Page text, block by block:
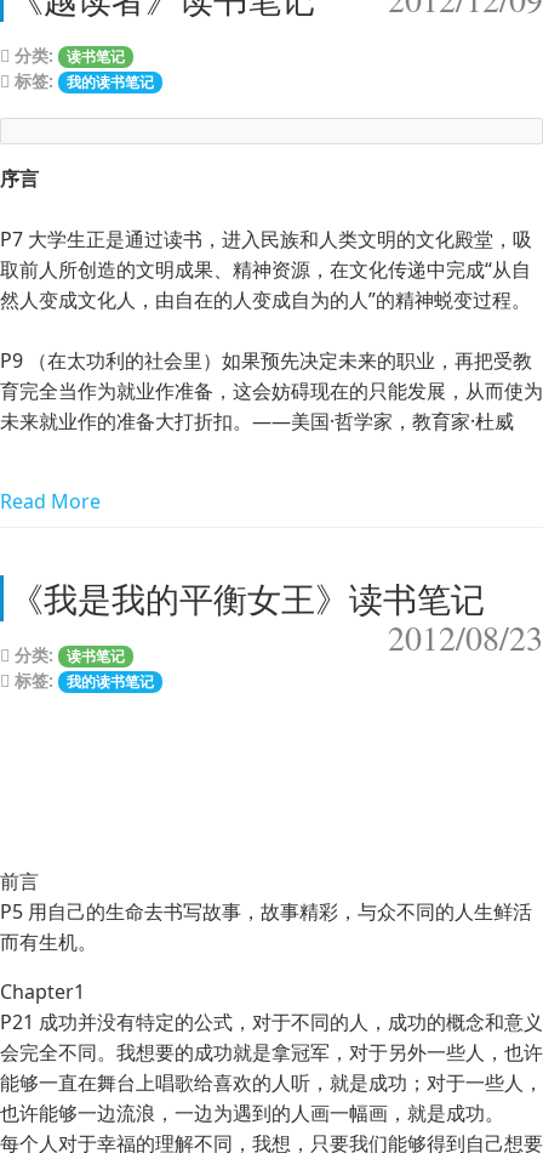
分类: 读书笔记
标签: 我的读书笔记
序言
P7 大学生正是通过读书，进入民族和人类文明的文化殿堂，吸
取前人所创造的文明成果、精神资源，在文化传递中完成“从自
然人变成文化人，由自在的人变成自为的人”的精神蜕变过程。
P9 （在太功利的社会里）如果预先决定未来的职业，再把受教
育完全当作为就业作准备，这会妨碍现在的只能发展，从而使为
未来就业作的准备大打折扣。——美国·哲学家，教育家·杜威
Read More
《我是我的平衡女王》读书笔记
2012/08/23
分类: 读书笔记
标签: 我的读书笔记
前言
P5 用自己的生命去书写故事，故事精彩，与众不同的人生鲜活
而有生机。
Chapter1
P21 成功并没有特定的公式，对于不同的人，成功的概念和意义
会完全不同。我想要的成功就是拿冠军，对于另外一些人，也许
能够一直在舞台上唱歌给喜欢的人听，就是成功；对于一些人，
也许能够一边流浪，一边为遇到的人画一幅画，就是成功。
每个人对于幸福的理解不同，我想，只要我们能够得到自己想要